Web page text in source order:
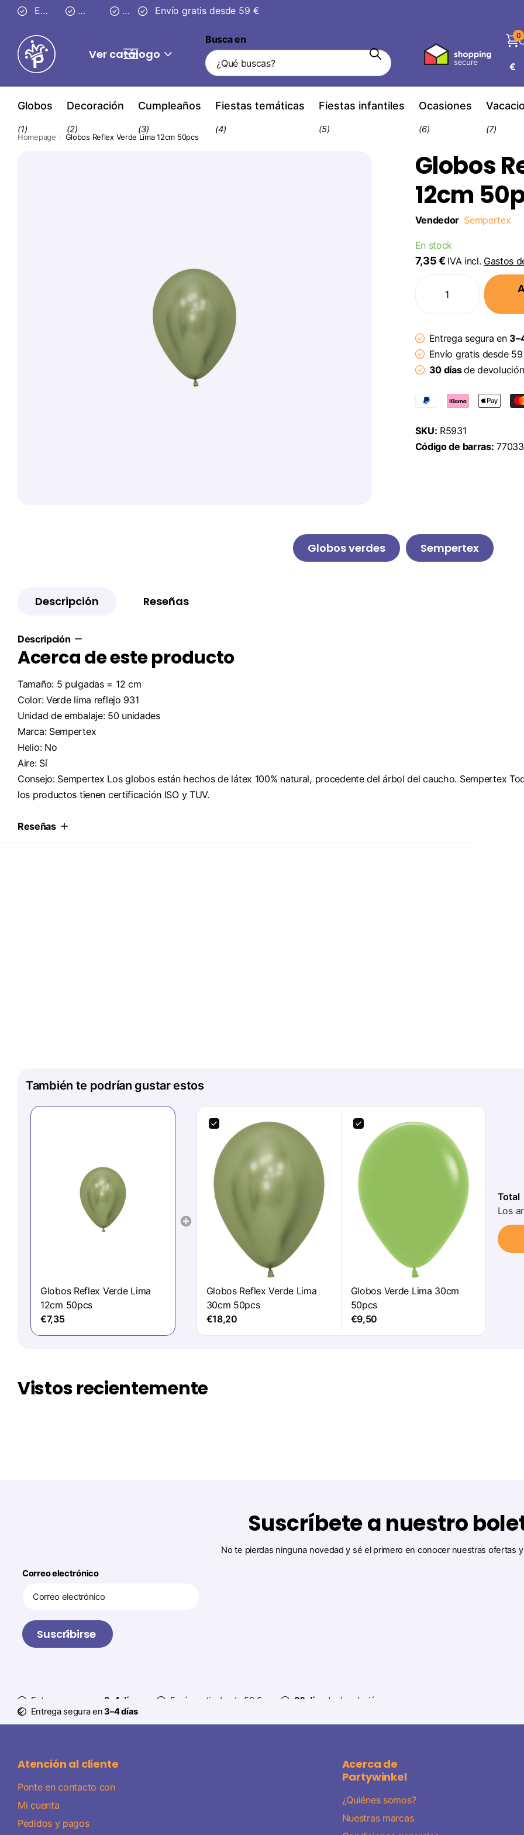
Entrega segura en 3–4 días
Envío gratis desde 59 €
30 díasde devolución
30 díasde devolución
Ver catálogo
Busca en 0
€
Globos
(1)
Decoración
(2)
Cumpleaños
(3)
Fiestas temáticas
(4)
Fiestas infantiles
(5)
Ocasiones
(6) (7)
Homepage Globos Reflex Verde Lima 12cm 50pcs
Globos
12cm
Vendedor Sempertex
En stock
7,35 € IVA incl. Gastos
Entrega segura en
Envío gratis desde
30 díasde devolución
SKU: R5931
Código de barras:
Globos verdes Sempertex
Descripción Reseñas
Descripción
Acerca de este producto
Tamaño: 5 pulgadas = 12 cm
Color: Verde lima reflejo 931
Unidad de embalaje: 50 unidades
Marca: Sempertex
Helio: No
Aire: Sí
Consejo: Sempertex Los globos están hechos de látex 100% natural, procedente del árbol del caucho. Sempertex
los productos tienen certificación ISO y TUV.
Reseñas
También te podrían gustar estos
Globos Reflex Verde Lima
12cm 50pcs
€7,35
Globos Reflex Verde Lima
30cm 50pcs
€18,20
Globos Verde Lima 30cm
50pcs
€9,50
Total
Los
Vistos recientemente
Suscríbete a nuestro
No te pierdas ninguna novedad y sé el primero en conocer nuestras ofertas
Correo electrónico
Suscribirse
Entrega segura en 3–4 días Envío gratis desde 59 € 30 días
de devolución
Entrega segura en3–4 días
Atención al cliente
Ponte en contacto con
Mi cuenta
Pedidos y pagos
Acerca de
Partywinkel
¿Quiénes somos?
Nuestras marcas